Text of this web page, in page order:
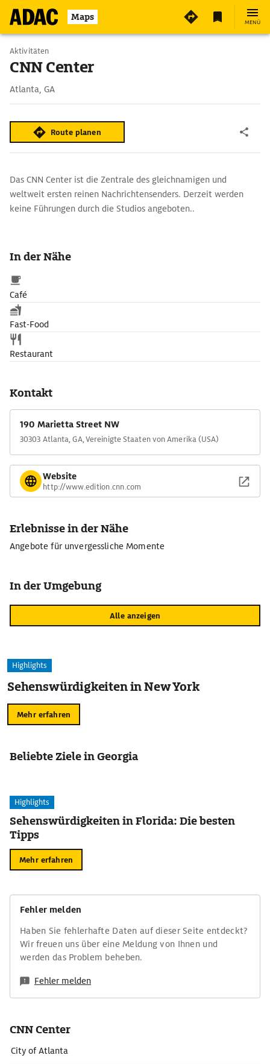
Maps MENÜ
Aktivitäten
CNN Center
Atlanta, GA
Route planen
Das CNN Center ist die Zentrale des gleichnamigen und
weltweit ersten reinen Nachrichtensenders. Derzeit werden
keine Führungen durch die Studios angeboten..
In der Nähe
Café
Fast-Food
Restaurant
Kontakt
190 Marietta Street NW
30303 Atlanta, GA, Vereinigte Staaten von Amerika (USA)
Website
http://www.edition.cnn.com
Erlebnisse in der Nähe
Angebote für unvergessliche Momente
In der Umgebung
Alle anzeigen
Highlights
Sehenswürdigkeiten in New York
Mehr erfahren
Beliebte Ziele in Georgia
Highlights
Sehenswürdigkeiten in Florida: Die besten
Tipps
Mehr erfahren
Fehler melden
Haben Sie fehlerhafte Daten auf dieser Seite entdeckt?
Wir freuen uns über eine Meldung von Ihnen und
werden das Problem beheben.
Fehler melden
CNN Center
City of Atlanta